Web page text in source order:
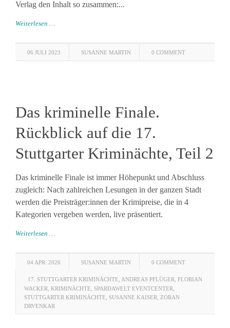
Verlag den Inhalt so zusammen:...
Weiterlesen …
06 JULI 2023 SUSANNE MARTIN 0 COMMENT
Das kriminelle Finale.
Rückblick auf die 17.
Stuttgarter Kriminächte, Teil 2
Das kriminelle Finale ist immer Höhepunkt und Abschluss
zugleich: Nach zahlreichen Lesungen in der ganzen Stadt
werden die Preisträger:innen der Krimipreise, die in 4
Kategorien vergeben werden, live präsentiert.
Weiterlesen …
04 APR. 2026 SUSANNE MARTIN 0 COMMENT
17. STUTTGARTER KRIMINÄCHTE ANDREAS PFLÜGER FLORIAN
WACKER KRIMINÄCHTE SPARDAWELT EVENTCENTER
STUTTGARTER KRIMINÄCHTE SUSANNE KAISER
ZORAN
DRVENKAR